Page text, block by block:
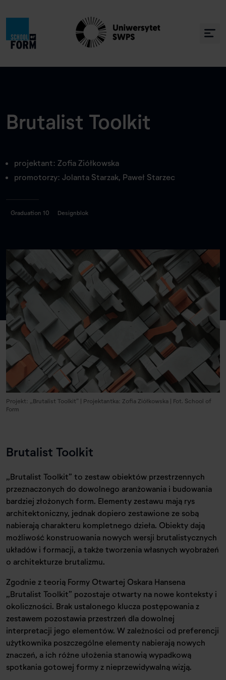
Brutalist Toolkit
projektant: Zofia Ziółkowska
promotorzy: Jolanta Starzak, Paweł Starzec
Graduation 10 Designblok
Projekt: „Brutalist Toolkit” | Projektantka: Zofia Ziółkowska | Fot. School of
Form
Brutalist Toolkit
„Brutalist Toolkit” to zestaw obiektów przestrzennych
przeznaczonych do dowolnego aranżowania i budowania
bardziej złożonych form. Elementy zestawu mają rys
architektoniczny, jednak dopiero zestawione ze sobą
nabierają charakteru kompletnego dzieła. Obiekty dają
możliwość konstruowania nowych wersji brutalistycznych
układów i formacji, a także tworzenia własnych wyobrażeń
o architekturze brutalizmu.
Zgodnie z teorią Formy Otwartej Oskara Hansena
„Brutalist Toolkit” pozostaje otwarty na nowe konteksty i
okoliczności. Brak ustalonego klucza postępowania z
zestawem pozostawia przestrzeń dla dowolnej
interpretacji jego elementów. W zależności od preferencji
użytkownika poszczególne elementy nabierają nowych
znaczeń, a ich różne ułożenia stanowią wypadkową
spotkania gotowej formy z nieprzewidywalną wizją.